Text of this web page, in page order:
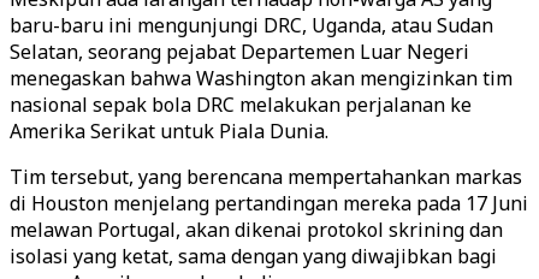
baru-baru ini mengunjungi DRC, Uganda, atau Sudan
Selatan, seorang pejabat Departemen Luar Negeri
menegaskan bahwa Washington akan mengizinkan tim
nasional sepak bola DRC melakukan perjalanan ke
Amerika Serikat untuk Piala Dunia.
Tim tersebut, yang berencana mempertahankan markas
di Houston menjelang pertandingan mereka pada 17 Juni
melawan Portugal, akan dikenai protokol skrining dan
isolasi yang ketat, sama dengan yang diwajibkan bagi